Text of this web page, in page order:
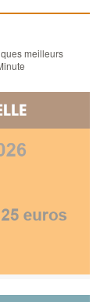
meilleurs